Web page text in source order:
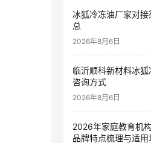
冰狐冷冻油厂家对
总
2026年8月6日
临沂顺科新材料冰
咨询方式
2026年8月6日
2026年家庭教育机